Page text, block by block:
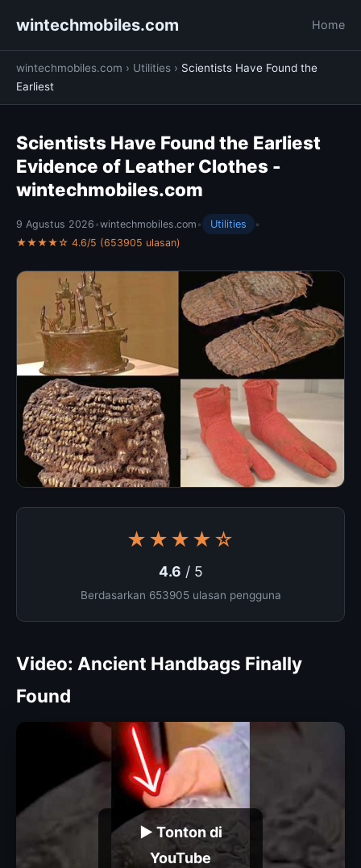
wintechmobiles.com Home
wintechmobiles.com › Utilities › Scientists Have Found the
Earliest
Scientists Have Found the Earliest
Evidence of Leather Clothes -
wintechmobiles.com
9 Agustus 2026 •wintechmobiles.com • Utilities
•
★★★★☆ 4.6/5 (653905 ulasan)
★★★★☆
4.6 / 5
Berdasarkan 653905 ulasan pengguna
Video: Ancient Handbags Finally
Found
▶ Tonton di
YouTube